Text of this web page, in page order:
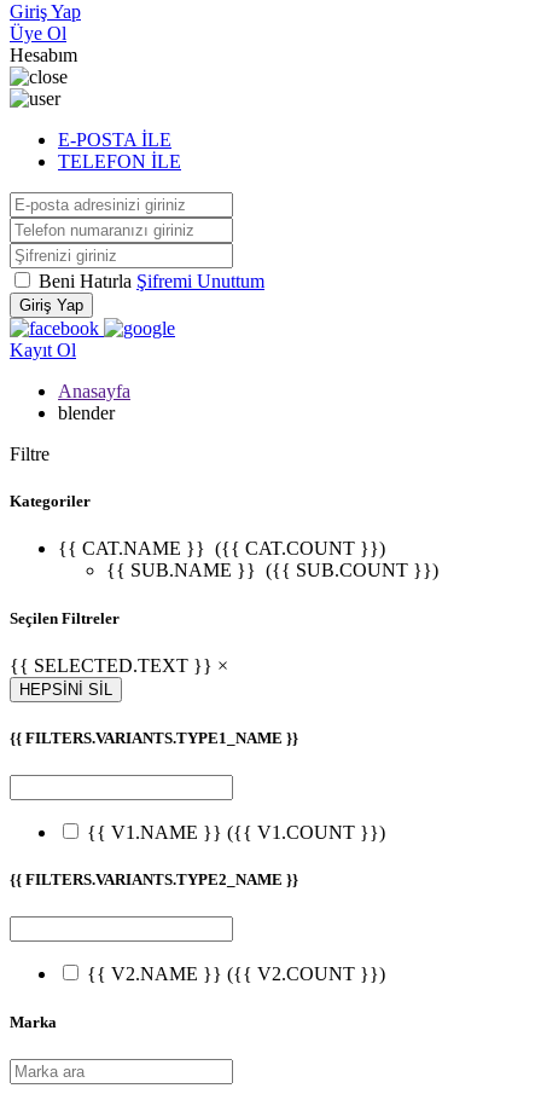
Giriş Yap
Üye Ol
Hesabım
E-POSTA İLE
TELEFON İLE
Beni Hatırla Şifremi Unuttum
Giriş Yap
Kayıt Ol
Anasayfa
blender
Filtre
Kategoriler
{{ CAT.NAME }} ({{ CAT.COUNT }})
{{ SUB.NAME }} ({{ SUB.COUNT }})
Seçilen Filtreler
{{ SELECTED.TEXT }} ×
HEPSİNİ SİL
{{ FILTERS.VARIANTS.TYPE1_NAME }}
{{ V1.NAME }} ({{ V1.COUNT }})
{{ FILTERS.VARIANTS.TYPE2_NAME }}
{{ V2.NAME }} ({{ V2.COUNT }})
Marka